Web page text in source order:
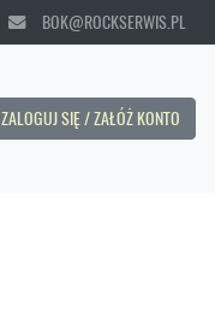
BOK@ROCKSERWIS.PL
ZALOGUJ SIĘ / ZAŁÓŻ KONTO